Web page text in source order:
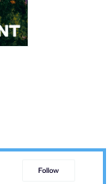
Follow